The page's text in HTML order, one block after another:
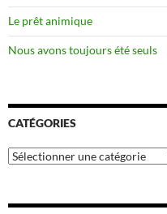
Le prêt animique
Nous avons toujours été seuls
CATÉGORIES
Catégories